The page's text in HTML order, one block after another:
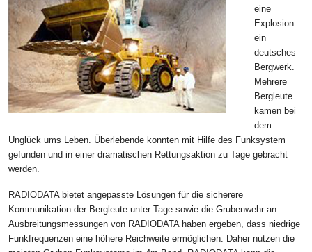
eine
Explosion
ein
deutsches
Bergwerk.
Mehrere
Bergleute
kamen bei
dem
Unglück ums Leben. Überlebende konnten mit Hilfe des Funksystem
gefunden und in einer dramatischen Rettungsaktion zu Tage gebracht
werden.
RADIODATA bietet angepasste Lösungen für die sicherere
Kommunikation der Bergleute unter Tage sowie die Grubenwehr an.
Ausbreitungsmessungen von RADIODATA haben ergeben, dass niedrige
Funkfrequenzen eine höhere Reichweite ermöglichen. Daher nutzen die